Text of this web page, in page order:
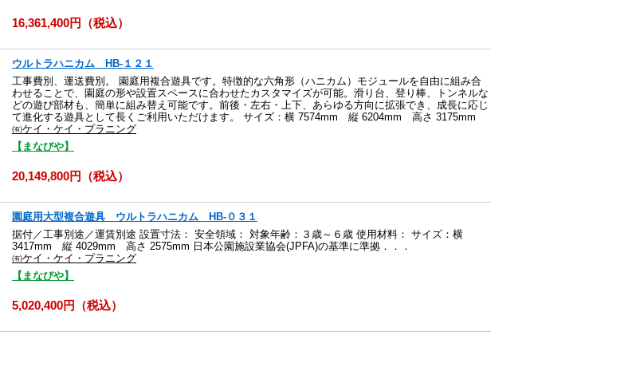
16,361,400円（税込）
ウルトラハニカム HB-１２１
工事費別、運送費別。 園庭用複合遊具です。特徴的な六角形（ハニカム）モジュールを自由に組み合
わせることで、園庭の形や設置スペースに合わせたカスタマイズが可能。滑り台、登り棒、トンネルな
どの遊び部材も、簡単に組み替え可能です。前後・左右・上下、あらゆる方向に拡張でき、成長に応じ
て進化する遊具として長くご利用いただけます。 サイズ：横 7574mm 縦 6204mm 高さ 3175mm
㈲ケイ・ケイ・プラニング
【まなびや】
20,149,800円（税込）
園庭用大型複合遊具 ウルトラハニカム HB-０３１
据付／工事別途／運賃別途 設置寸法： 安全領域： 対象年齢：３歳～６歳 使用材料： サイズ：横
3417mm 縦 4029mm 高さ 2575mm 日本公園施設業協会(JPFA)の基準に準拠．．．
㈲ケイ・ケイ・プラニング
【まなびや】
5,020,400円（税込）